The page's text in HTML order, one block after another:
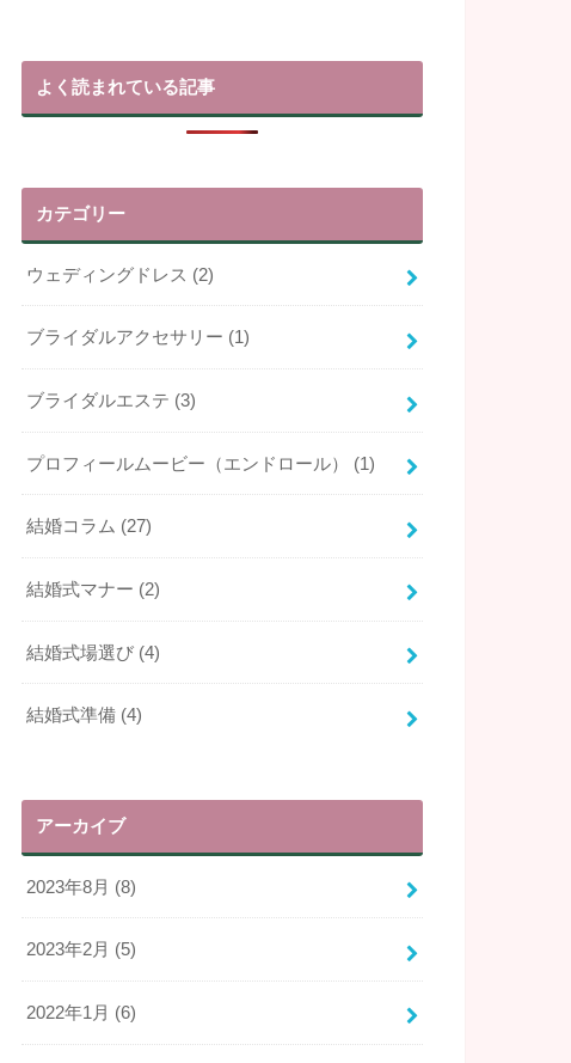
よく読まれている記事
カテゴリー
ウェディングドレス (2)
ブライダルアクセサリー (1)
ブライダルエステ (3)
プロフィールムービー（エンドロール） (1)
結婚コラム (27)
結婚式マナー (2)
結婚式場選び (4)
結婚式準備 (4)
アーカイブ
2023年8月 (8)
2023年2月 (5)
2022年1月 (6)